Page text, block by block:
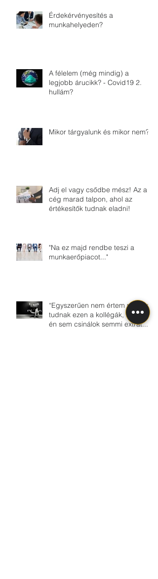
Érdekérvényesítés a
munkahelyeden?
A félelem (még mindig) a
legjobb árucikk? - Covid19 2.
hullám?
Mikor tárgyalunk és mikor nem?
Adj el vagy csődbe mész! Az a
cég marad talpon, ahol az
értékesítők tudnak eladni!
"Na ez majd rendbe teszi a
munkaerőpiacot..."
“Egyszerűen nem értem mit nem
tudnak ezen a kollégák, hiszen
én sem csinálok semmi extrát...”